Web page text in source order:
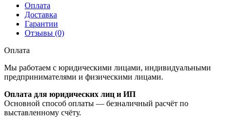
Оплата
Доставка
Гарантии
Отзывы (0)
Оплата
Мы работаем с юридическими лицами, индивидуальными
предпринимателями и физическими лицами.
Оплата для юридических лиц и ИП
Основной способ оплаты — безналичный расчёт по
выставленному счёту.